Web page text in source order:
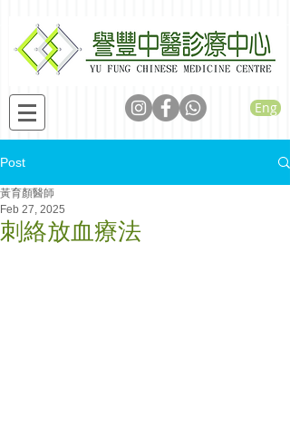
Eng
Post
刺絡放血療法
黃育顏醫師
Feb 27, 2025